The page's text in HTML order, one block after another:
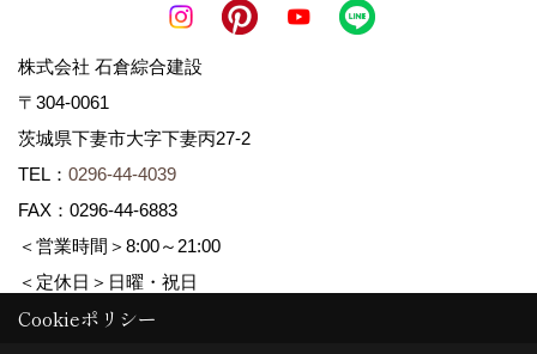
株式会社 石倉綜合建設
〒304-0061
茨城県下妻市大字下妻丙27-2
TEL： 0296-44-4039
FAX：0296-44-6883
＜営業時間＞8:00～21:00
＜定休日＞日曜・祝日
Cookieポリシー